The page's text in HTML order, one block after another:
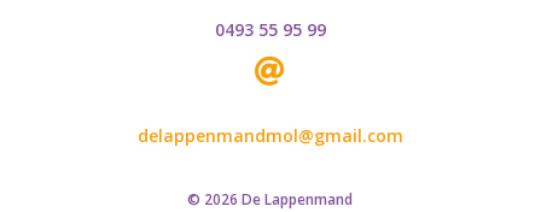
0493 55 95 99

delappenmandmol@gmail.com
© 2026 De Lappenmand